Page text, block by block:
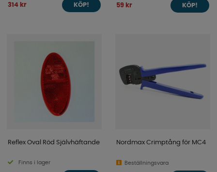
314 kr KÖP! 59 kr KÖP!
Reflex Oval Röd Självhäftande
Finns i lager
Nordmax Crimptång för MC4
Beställningsvara